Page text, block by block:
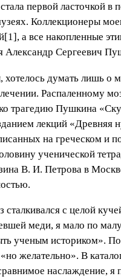
первой ласточкой
Коллекционеры
а все накопленные
Александр Сергеевич
думать лишь о
Распаленному
трагедию Пушкина
лекций «Древняя
на греческом
ученической
В. И. Петрова в
с целой
меди, я мало по
ученым историком».
желательно». В
наслаждение, я